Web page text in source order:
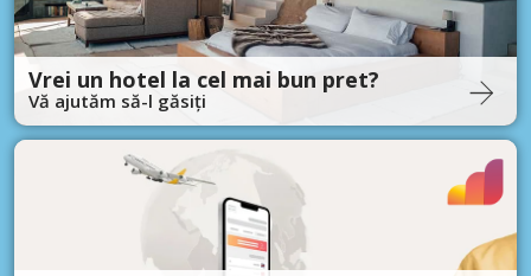
Vrei un hotel la cel mai bun pret?
Vă ajutăm să-l găsiți